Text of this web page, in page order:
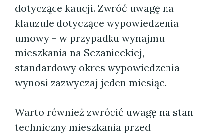
dotyczące kaucji. Zwróć uwagę na
klauzule dotyczące wypowiedzenia
umowy – w przypadku wynajmu
mieszkania na Sczanieckiej,
standardowy okres wypowiedzenia
wynosi zazwyczaj jeden miesiąc.
Warto również zwrócić uwagę na stan
techniczny mieszkania przed